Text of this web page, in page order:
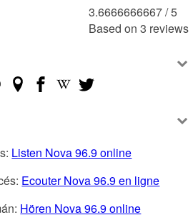
3.6666666667 /5
Based on 3 reviews
Listen Nova 96.9 online
Ecouter Nova 96.9 en ligne
Hören Nova 96.9 online